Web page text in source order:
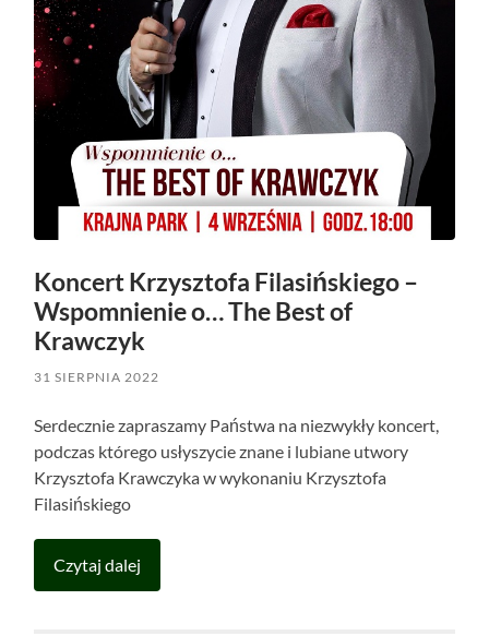
Koncert Krzysztofa Filasińskiego –
Wspomnienie o… The Best of
Krawczyk
31 SIERPNIA 2022
Serdecznie zapraszamy Państwa na niezwykły koncert,
podczas którego usłyszycie znane i lubiane utwory
Krzysztofa Krawczyka w wykonaniu Krzysztofa
Filasińskiego
Czytaj dalej